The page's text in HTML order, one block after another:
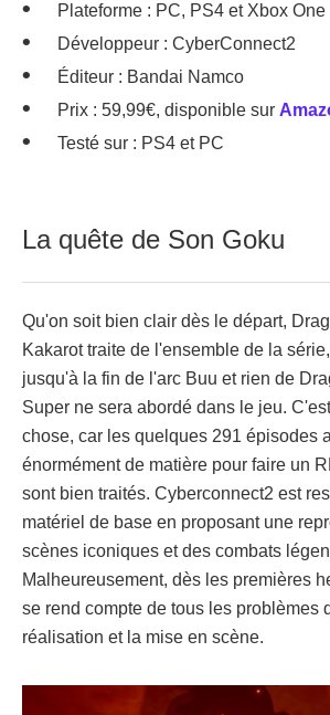
Plateforme : PC, PS4 et Xbox One
Développeur : CyberConnect2
Éditeur : Bandai Namco
Prix : 59,99€, disponible sur
Testé sur : PS4 et PC
La quête de Son Goku
Qu'on soit bien clair dès le départ,
Kakarot traite de l'ensemble de la
jusqu'à la fin de l'arc Buu et rien de
Super ne sera abordé dans le jeu.
chose, car les quelques 291 épisodes
énormément de matière pour faire un
sont bien traités. Cyberconnect2 est
matériel de base en proposant une
scènes iconiques et des combats
Malheureusement, dès les premières
se rend compte de tous les problèmes
réalisation et la mise en scène.